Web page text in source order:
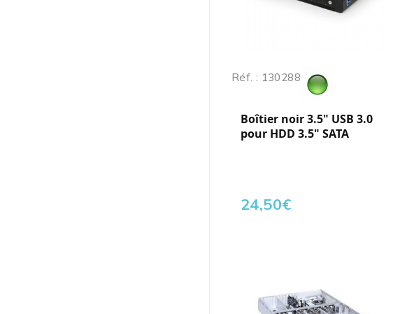
Réf. : 130288
Boîtier noir 3.5" USB 3.0
pour HDD 3.5" SATA
24,50€